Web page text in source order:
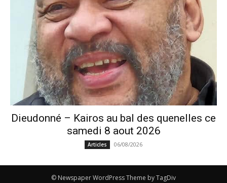
Dieudonné – Kairos au bal des quenelles ce
samedi 8 aout 2026
Articles 06/08/2026
© Newspaper WordPress Theme by TagDiv